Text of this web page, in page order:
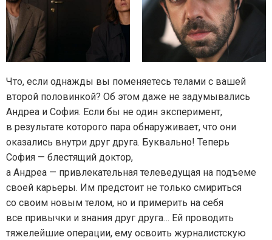
Что, если однажды вы поменяетесь телами с вашей
второй половинкой? Об этом даже не задумывались
Андреа и София. Если бы не один эксперимент,
в результате которого пара обнаруживает, что они
оказались внутри друг друга. Буквально! Теперь
София — блестящий доктор,
а Андреа — привлекательная телеведущая на подъеме
своей карьеры. Им предстоит не только смириться
со своим новым телом, но и примерить на себя
все привычки и знания друг друга… Ей проводить
тяжелейшие операции, ему освоить журналистскую